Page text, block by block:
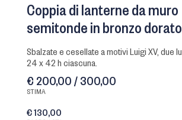
Coppia di lanterne da muro
semitonde in bronzo dorato
sbalzate e cesellate a motivi Luigi XV, due luci ciascuna, cm
24 x 42 h ciascuna.
€ 200,00 / 300,00
STIMA
€ 130,00